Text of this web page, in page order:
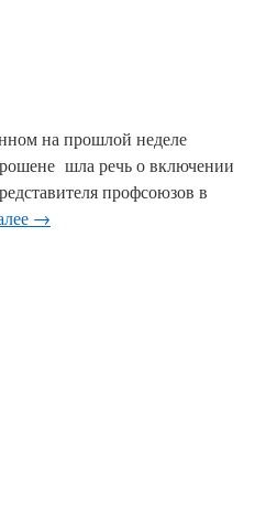
на прошлой неделе
шла речь о включении
профсоюзов в
→